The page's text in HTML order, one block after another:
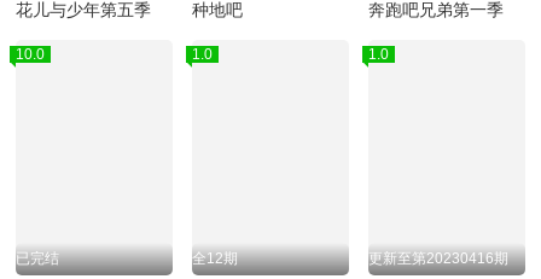
花儿与少年第五季 种地吧 奔跑吧兄弟第一季
10.0
已完结
1.0
全12期
1.0
更新至第20230416期